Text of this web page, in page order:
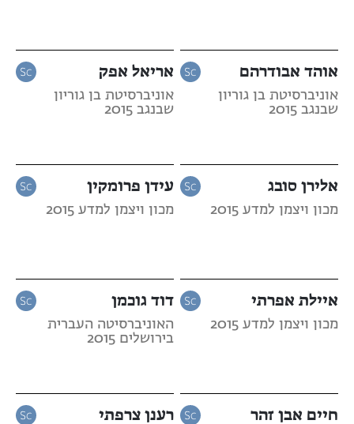
אוהד אבודרהם
אוניברסיטת בן גוריון
שבנגב 2015
אריאל אפק
אוניברסיטת בן גוריון
שבנגב 2015
אלירן סובג
מכון ויצמן למדע 2015
עידן פרומקין
מכון ויצמן למדע 2015
איילת אפרתי
מכון ויצמן למדע 2015
דוד גוכמן
האוניברסיטה העברית
בירושלים 2015
חיים אבן זהר רענן צרפתי